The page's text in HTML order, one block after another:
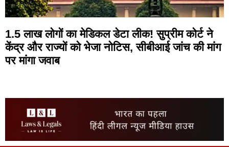
1.5 लाख लोगों का मेडिकल डेटा लीक! सुप्रीम कोर्ट ने
केंद्र और राज्यों को भेजा नोटिस, सीबीआई जांच की मांग
पर मांगा जवाब